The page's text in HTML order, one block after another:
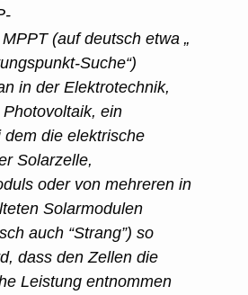
MPPT (auf deutsch etwa„
Suche“)
in der Elektrotechnik,
ein
dem die elektrische
Solarzelle,
oder von mehreren in
Solarmodulen
auch “Strang”) so
dass den Zellen die
Leistung entnommen